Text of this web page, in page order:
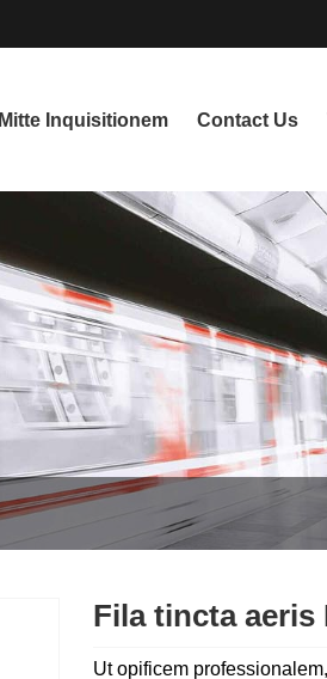
Mitte Inquisitionem Contact Us
Fila tincta aeris
Ut opificem